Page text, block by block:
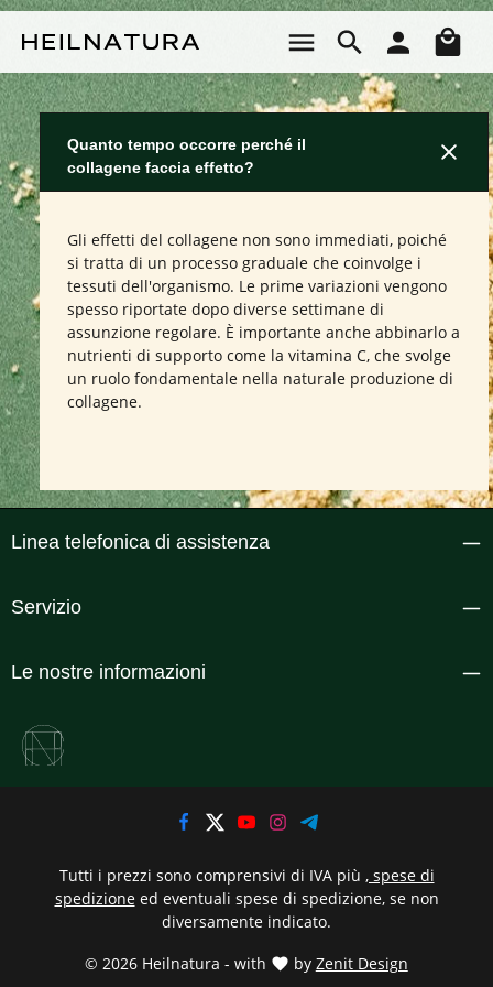
Il
Quanto tempo occorre perché il
collagene faccia effetto?
Gli effetti del collagene non sono immediati, poiché
si tratta di un processo graduale che coinvolge i
tessuti dell'organismo. Le prime variazioni vengono
spesso riportate dopo diverse settimane di
assunzione regolare. È importante anche abbinarlo a
nutrienti di supporto come la vitamina C, che svolge
un ruolo fondamentale nella naturale produzione di
collagene.
Linea telefonica di assistenza
Servizio
Le nostre informazioni
© 2026 Heilnatura - with by Zenit Design
Tutti i prezzi sono comprensivi di IVA più , spese di
spedizioneed eventuali spese di spedizione, se non
diversamente indicato.